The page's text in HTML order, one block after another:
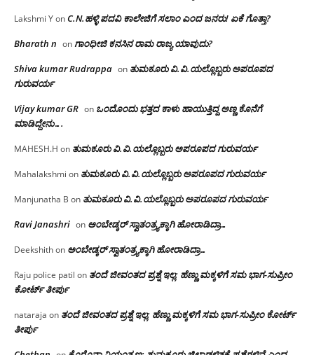
Lakshmi YonC.N.ಹಳ್ಳಿ ಪದವಿ ಕಾಲೇಜಿಗೆ ಸಲಾಂ‌ ಎಂದ ಜನರು! ಏಕೆ ಗೊತ್ತಾ?
Bharath n on ಗಾಂಧೀಜಿ ಕನಸಿನ ರಾಮ ರಾಜ್ಯ ಯಾವುದು?
Shiva kumar Rudrappa on ತುಮಕೂರು‌ ವಿ.ವಿ.ಯಲ್ಲೊಬ್ಬರು ಅಪರೂಪದ
ಗುರುವರ್ಯ
Vijay kumar GR on ಒಂದೊಂದು ಭತ್ತದ ಕಾಳು ಹಾಯುತ್ತಿದ್ದ ಅಣ್ಣ ಕೊನೆಗೆ
ಮಾಡಿದ್ದೇನು….
MAHESH.H on ತುಮಕೂರು‌ ವಿ.ವಿ.ಯಲ್ಲೊಬ್ಬರು ಅಪರೂಪದ ಗುರುವರ್ಯ
Mahalakshmi on ತುಮಕೂರು‌ ವಿ.ವಿ.ಯಲ್ಲೊಬ್ಬರು ಅಪರೂಪದ ಗುರುವರ್ಯ
Manjunatha B on ತುಮಕೂರು‌ ವಿ.ವಿ.ಯಲ್ಲೊಬ್ಬರು ಅಪರೂಪದ ಗುರುವರ್ಯ
Ravi Janashri on ಅಂಬೇಡ್ಕರ್ ಸ್ವಾತಂತ್ರ್ಯಕ್ಕಾಗಿ ಹೋರಾಡಿದ್ರಾ…
Deekshithon ಅಂಬೇಡ್ಕರ್ ಸ್ವಾತಂತ್ರ್ಯಕ್ಕಾಗಿ ಹೋರಾಡಿದ್ರಾ…
Raju police patil on ತಂದೆ ಜೀವಂತದ ಪ್ರಶ್ನೆ ಇಲ್ಲ: ಹೆಣ್ಣು ಮಕ್ಕಳಿಗೆ ಸಮ ಭಾಗ-ಸುಪ್ರೀಂ
ಕೋರ್ಟ್ ತೀರ್ಪು
nataraja on ತಂದೆ ಜೀವಂತದ ಪ್ರಶ್ನೆ ಇಲ್ಲ: ಹೆಣ್ಣು ಮಕ್ಕಳಿಗೆ ಸಮ ಭಾಗ-ಸುಪ್ರೀಂ ಕೋರ್ಟ್
ತೀರ್ಪು